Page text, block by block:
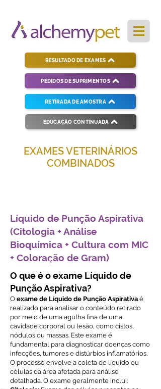
PEDIDOS DE SUPRIMENTOS
RESULTADO DE EXAMES
RETIRADA DE AMOSTRA
EDUCAÇÃO CONTINUADA
EXAMES VETERINÁRIOS
COMBINADOS
Líquido de Punção Aspirativa
(Citologia + Análise
Bioquímica + Cultura com MIC
+ Coloração de Gram)
O que é o exame Líquido de
Punção Aspirativa?
O exame de Líquido de Punção Aspirativa é
realizado para analisar o conteúdo retirado
por meio de uma agulha fina de uma
cavidade corporal ou lesão, como cistos,
nódulos ou massas. Este exame é
fundamental para diagnosticar doenças como
infecções, tumores e distúrbios inflamatórios.
O processo envolve a coleta de líquido ou
células da área afetada para análise
detalhada. O exame geralmente inclui: